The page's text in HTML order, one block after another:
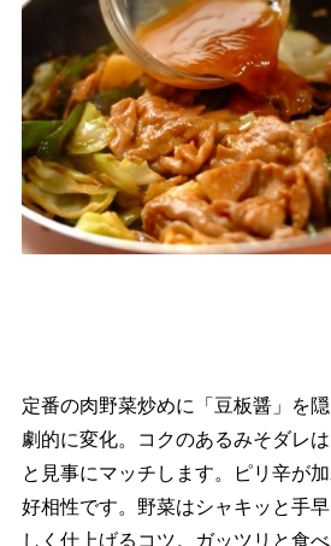
定番の肉野菜炒めに「豆板醤」を
劇的に変化。コクのあるみそダレ
と見事にマッチします。ピリ辛が
好相性です。野菜はシャキッと手
しく仕上げるコツ。ガッツリと食